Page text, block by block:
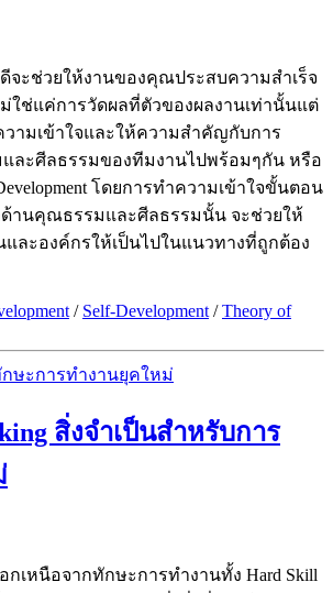
จะช่วยให้งานของคุณประสบความสำเร็จ
ใช่แค่การวัดผลที่ตัวของผลงานเท่านั้นแต่
วามเข้าใจและให้ความสำคัญกับการ
ะศีลธรรมของทีมงานไปพร้อมๆกัน หรือ
โดยการทำความเข้าใจขั้นตอน
านคุณธรรมและศีลธรรมนั้น จะช่วยให้
ละองค์กรให้เป็นไปในแนวทางที่ถูกต้อง
/ Self-Development /Theory of
สิ่งจำเป็นสำหรับการ
เหนือจากทักษะการทำงานทั้ง Hard Skill